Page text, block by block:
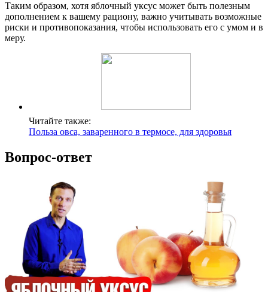
Таким образом, хотя яблочный уксус может быть полезным
дополнением к вашему рациону, важно учитывать возможные
риски и противопоказания, чтобы использовать его с умом и в
меру.
Читайте также:
Польза овса, заваренного в термосе, для здоровья
Вопрос-ответ